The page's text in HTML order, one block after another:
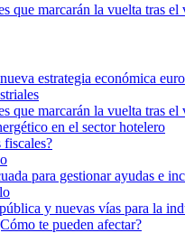
que marcarán la vuelta tras el
estrategia económica
que marcarán la vuelta tras el
en el sector hotelero
fiscales?
para gestionar ayudas e
y nuevas vías para la
te pueden afectar?